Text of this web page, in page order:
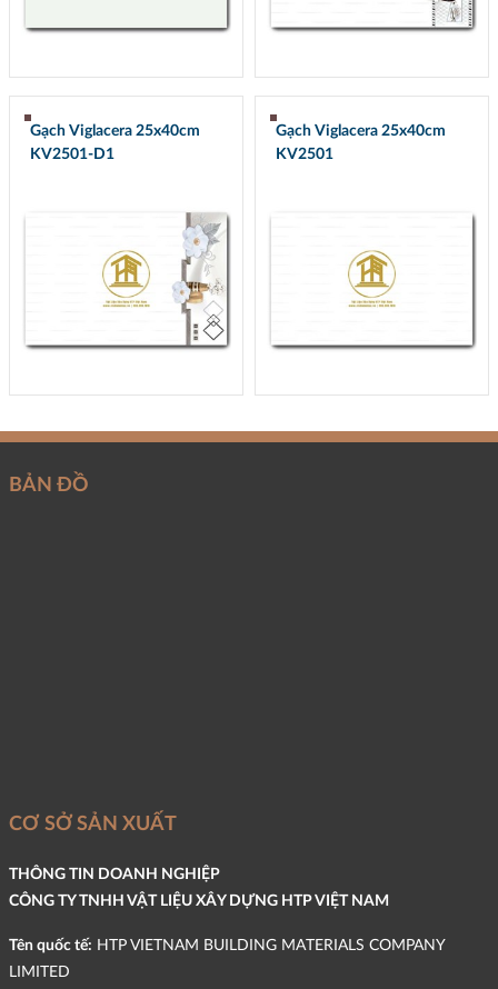
Gạch Viglacera 25x40cm
KV2501-D1
Gạch Viglacera 25x40cm
KV2501
BẢN ĐỒ
CƠ SỞ SẢN XUẤT
THÔNG TIN DOANH NGHIỆP
CÔNG TY TNHH VẬT LIỆU XÂY DỰNG HTP VIỆT NAM
Tên quốc tế: HTP VIETNAM BUILDING MATERIALS COMPANY
LIMITED